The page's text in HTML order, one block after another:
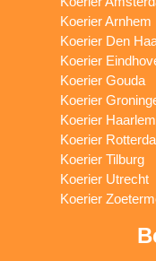
Koerier Arnhem
Koerier Den
Koerier
Koerier Gouda
Koerier
Koerier Haarlem
Koerier
Koerier Tilburg
Koerier Utrecht
Koerier